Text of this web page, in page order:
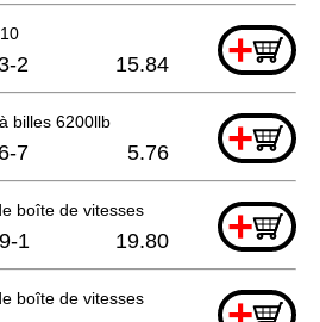
+
2 15.84
billes 6200llb +
7 5.76
boîte de vitesses +
1 19.80
boîte de vitesses